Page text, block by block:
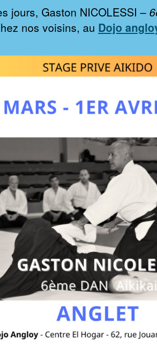
jours, Gaston NICOLESSI –
nos voisins, au Dojo